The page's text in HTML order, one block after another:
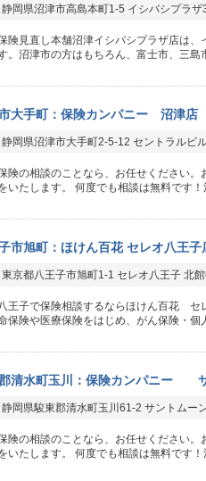
静岡県沼津市高島本町1-5 イシバシプラザ
険見直し本舗沼津イシバシプラザ店は、
。沼津市の方はもちろん、富士市、三島
大手町：保険カンパニー 沼津店
静岡県沼津市大手町2-5-12 セントラルビ
険の相談のことなら、お任せください。
いたします。 何度でも相談は無料です
市旭町：ほけん百花 セレオ八王子
東京都八王子市旭町1-1 セレオ八王子 北
王子で保険相談するならほけん百花 セ
保険や医療保険をはじめ、がん保険・個
清水町玉川：保険カンパニー
静岡県駿東郡清水町玉川61-2 サントムー
険の相談のことなら、お任せください。
いたします。 何度でも相談は無料です